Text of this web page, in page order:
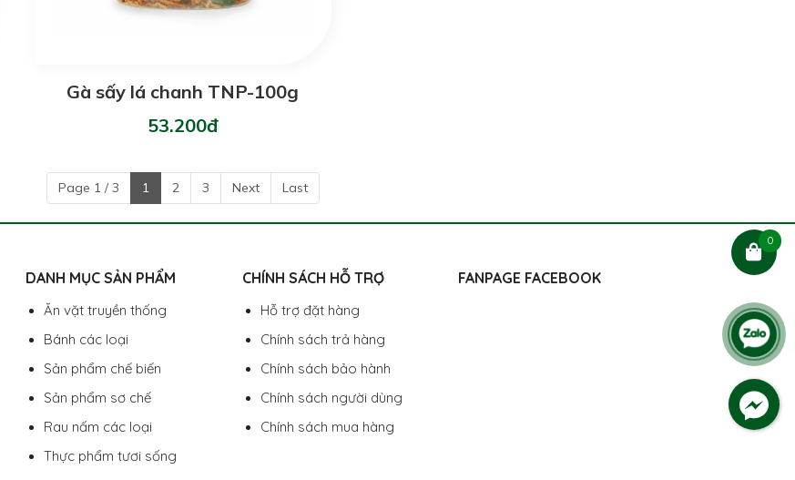
Gà sấy lá chanh TNP-100g
53.200đ
Page 1 / 3 1 2 3 Next Last
DANH MỤC SẢN PHẨM
Ăn vặt truyền thống
Bánh các loại
Sản phẩm chế biến
Sản phẩm sơ chế
Rau nấm các loại
Thực phẩm tươi sống
CHÍNH SÁCH HỖ TRỢ
Hỗ trợ đặt hàng
Chính sách trả hàng
Chính sách bảo hành
Chính sách người dùng
Chính sách mua hàng
FANPAGE FACEBOOK
0